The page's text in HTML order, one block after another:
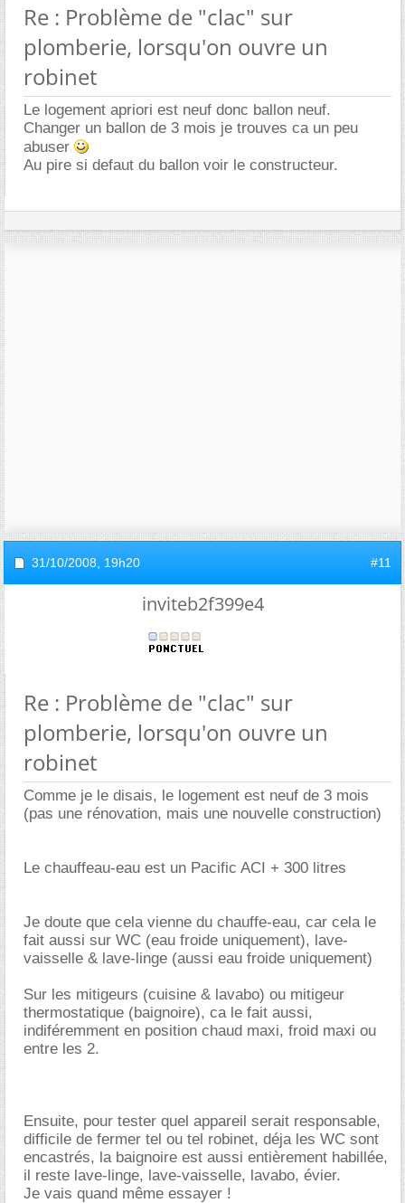
Re : Problème de "clac" sur
plomberie, lorsqu'on ouvre un
robinet
Le logement apriori est neuf donc ballon neuf.
Changer un ballon de 3 mois je trouves ca un peu
abuser
Au pire si defaut du ballon voir le constructeur.
31/10/2008, 19h20 #11
inviteb2f399e4
Re : Problème de "clac" sur
plomberie, lorsqu'on ouvre un
robinet
Comme je le disais, le logement est neuf de 3 mois
(pas une rénovation, mais une nouvelle construction)
Le chauffeau-eau est un Pacific ACI + 300 litres
Je doute que cela vienne du chauffe-eau, car cela le
fait aussi sur WC (eau froide uniquement), lave-
vaisselle & lave-linge (aussi eau froide uniquement)
Sur les mitigeurs (cuisine & lavabo) ou mitigeur
thermostatique (baignoire), ca le fait aussi,
indiféremment en position chaud maxi, froid maxi ou
entre les 2.
Ensuite, pour tester quel appareil serait responsable,
difficile de fermer tel ou tel robinet, déja les WC sont
encastrés, la baignoire est aussi entièrement habillée,
il reste lave-linge, lave-vaisselle, lavabo, évier.
Je vais quand même essayer !